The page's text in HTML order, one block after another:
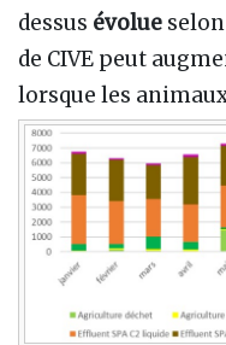
dessus évolue
de CIVE peut
lorsque les